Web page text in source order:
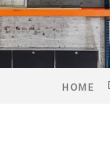
HOME